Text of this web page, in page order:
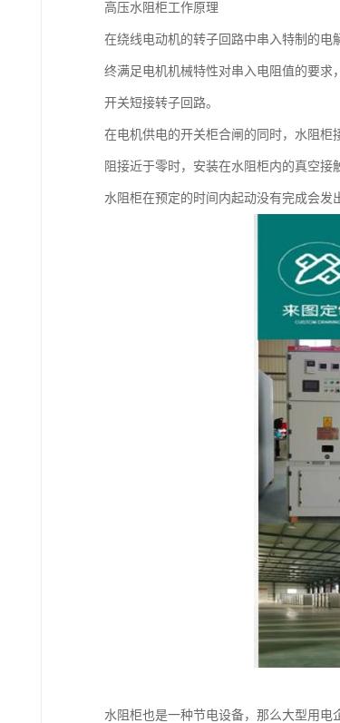
高压水阻柜工作原理
在绕线电动机的转子回路中串入特制的
终满足电机机械特性对串入电阻值的要
开关短接转子回路。
在电机供电的开关柜合闸的同时，水阻
阻接近于零时，安装在水阻柜内的真空
水阻柜在预定的时间内起动没有完成会发
水阻柜也是一种节电设备，那么大型用电